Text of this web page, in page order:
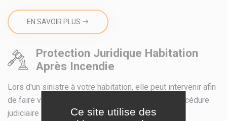
EN SAVOIR PLUS
Protection Juridique Habitation
Après Incendie
Lors d'un sinistre à votre habitation, elle peut intervenir afin
de faire valoir vos droits à l'amiable ou via une procédure
judiciaire si nécessaire.Ce site utilise des